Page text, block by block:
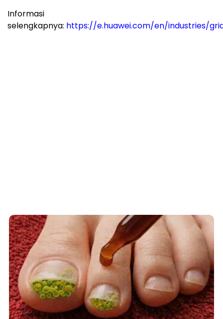
Informasi
selengkapnya: https://e.huawei.com/en/industries/
Fungus Is A Parasite, And It Dies From A
Drop Of Plain...